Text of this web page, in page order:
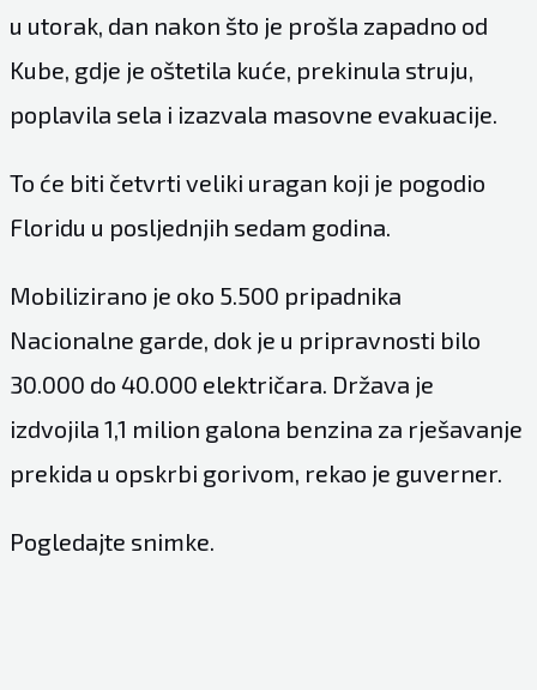
u utorak, dan nakon što je prošla zapadno od
Kube, gdje je oštetila kuće, prekinula struju,
poplavila sela i izazvala masovne evakuacije.
To će biti četvrti veliki uragan koji je pogodio
Floridu u posljednjih sedam godina.
Mobilizirano je oko 5.500 pripadnika
Nacionalne garde, dok je u pripravnosti bilo
30.000 do 40.000 električara. Država je
izdvojila 1,1 milion galona benzina za rješavanje
prekida u opskrbi gorivom, rekao je guverner.
Pogledajte snimke.